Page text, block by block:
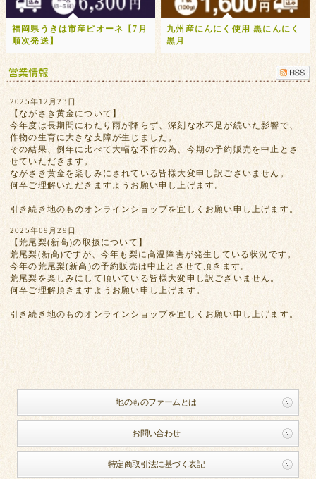
福岡県うきは市産ピオーネ【7月
順次発送】
九州産にんにく使用 黒にんにく
黒月
2025年12月23日
【ながさき黄金について】
今年度は長期間にわたり雨が降らず、深刻な水不足が続いた影響で、
作物の生育に大きな支障が生じました。
その結果、例年に比べて大幅な不作の為、今期の予約販売を中止とさ
せていただきます。
ながさき黄金を楽しみにされている皆様大変申し訳ございません。
何卒ご理解いただきますようお願い申し上げます。
引き続き地のものオンラインショップを宜しくお願い申し上げます。
2025年09月29日
【荒尾梨(新高)の取扱について】
荒尾梨(新高)ですが、今年も梨に高温障害が発生している状況です。
今年の荒尾梨(新高)の予約販売は中止とさせて頂きます。
荒尾梨を楽しみにして頂いている皆様大変申し訳ございません。
何卒ご理解頂きますようお願い申し上げます。
引き続き地のものオンラインショップを宜しくお願い申し上げます。
地のものファームとは
お問い合わせ
特定商取引法に基づく表記